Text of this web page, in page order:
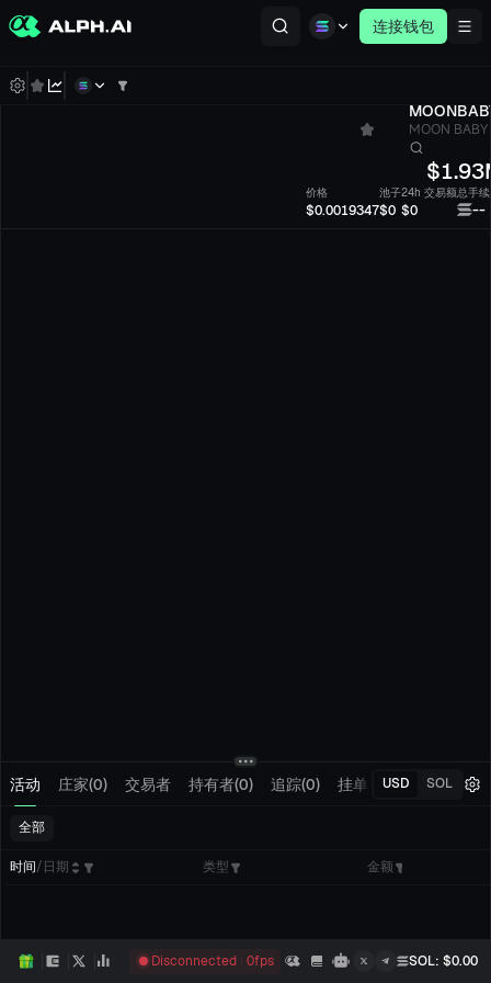
连接钱包
MOON BABY
$
价格
$0.0019347
池子
$0
24h 交易额
$0
总手
--
活动 庄家(0) 交易者 持有者(0) 追踪(0) 挂单 我的交易
USD SOL
全部
时间/日期 类型 金额
Disconnected 0fps SOL: $0.00